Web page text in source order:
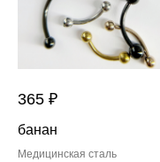
365 ₽
банан
Медицинская сталь